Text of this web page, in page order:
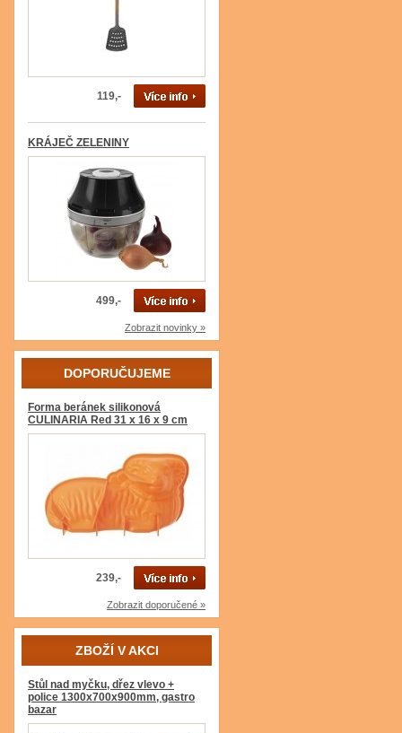
119,-
KRÁJEČ ZELENINY
499,-
Zobrazit novinky »
DOPORUČUJEME
Forma beránek silikonová
CULINARIA Red 31 x 16 x 9 cm
239,-
Zobrazit doporučené »
ZBOŽÍ V AKCI
Stůl nad myčku, dřez vlevo +
police 1300x700x900mm, gastro
bazar